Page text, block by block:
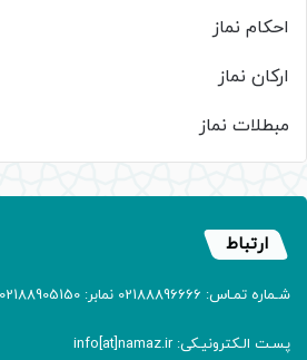
احکام نماز
ارکان نماز
مبطلات نماز
ارتباط
شـماره تمـاس: 02188896666 نمابر: 02188905150
پسـت الـکترونیـکی: info[at]namaz.ir